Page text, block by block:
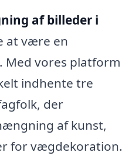
af billeder i
at være en
Med vores platform
indhente tre
der
af kunst,
for vægdekoration.